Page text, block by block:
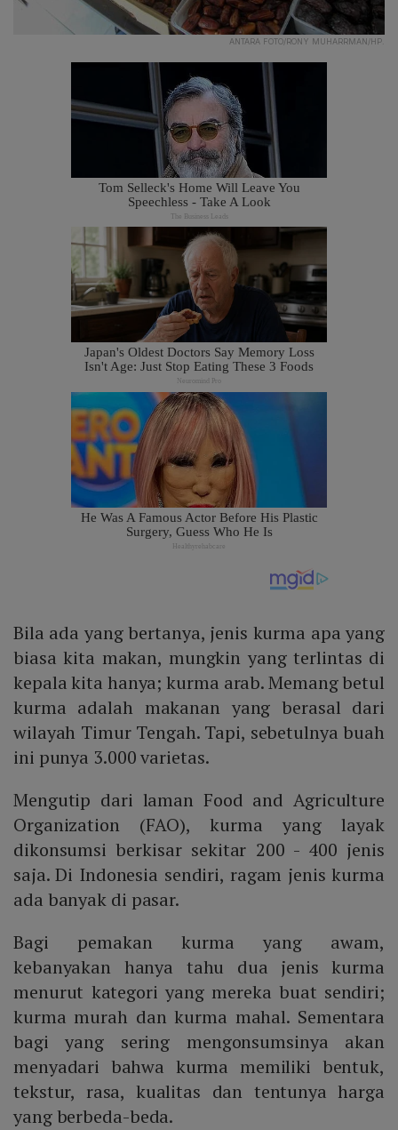
ANTARA FOTO/RONY MUHARRMAN/HP.
Bila ada yang bertanya, jenis kurma apa yang
biasa kita makan, mungkin yang terlintas di
kepala kita hanya; kurma arab. Memang betul
kurma adalah makanan yang berasal dari
wilayah Timur Tengah. Tapi, sebetulnya buah
ini punya 3.000 varietas.
Mengutip dari laman Food and Agriculture
Organization (FAO), kurma yang layak
dikonsumsi berkisar sekitar 200 - 400 jenis
saja. Di Indonesia sendiri, ragam jenis kurma
ada banyak di pasar.
Bagi pemakan kurma yang awam,
kebanyakan hanya tahu dua jenis kurma
menurut kategori yang mereka buat sendiri;
kurma murah dan kurma mahal. Sementara
bagi yang sering mengonsumsinya akan
menyadari bahwa kurma memiliki bentuk,
tekstur, rasa, kualitas dan tentunya harga
yang berbeda-beda.